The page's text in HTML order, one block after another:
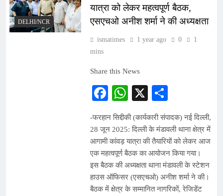
DELHI/NCR
यात्रा को लेकर महत्वपूर्ण बैठक,
एसएचओ अनीश शर्मा ने की अध्यक्षता
ismatimes 1 year ago 0
1
mins
Share this News
Facebook
WhatsApp
X
-फरहान सिद्दीकी (कार्यकारी संपादक) नई दिल्ली,
28 जून 2025: दिल्ली के मंडावली थाना क्षेत्र में
आगामी कांवड़ यात्रा की तैयारियों को लेकर आज
एक महत्वपूर्ण बैठक का आयोजन किया गया।
इस बैठक की अध्यक्षता थाना मंडावली के स्टेशन
हाउस ऑफिसर (एसएचओ) अनीश शर्मा ने की।
बैठक में क्षेत्र के सम्मानित नागरिकों, रेजिडेंट